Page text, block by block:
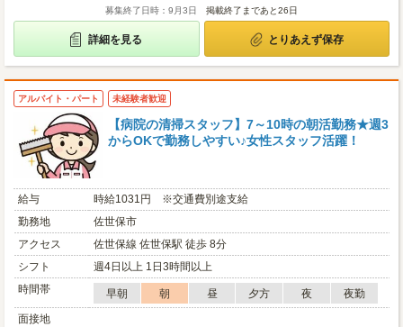
募集終了日時：9月3日 掲載終了まであと26日
詳細を見る とりあえず保存
アルバイト・パート 未経験者歓迎
【病院の清掃スタッフ】7～10時の朝活勤務★週3
からOKで勤務しやすい♪女性スタッフ活躍！
給与
時給1031円 ※交通費別途支給
勤務地
佐世保市
アクセス
佐世保線 佐世保駅 徒歩 8分
シフト
週4日以上 1日3時間以上
時間帯
早朝 朝 昼 夕方 夜
夜勤
面接地